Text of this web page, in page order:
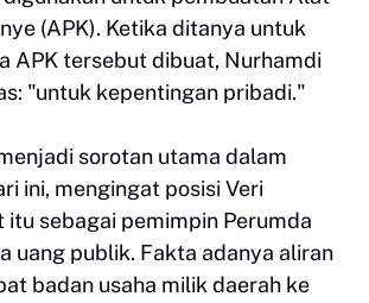
(APK). Ketika ditanya untuk
APK tersebut dibuat, Nurhamdi
"untuk kepentingan pribadi."
sorotan utama dalam
ini, mengingat posisi Veri
itu sebagai pemimpin Perumda
uang publik. Fakta adanya aliran
badan usaha milik daerah ke